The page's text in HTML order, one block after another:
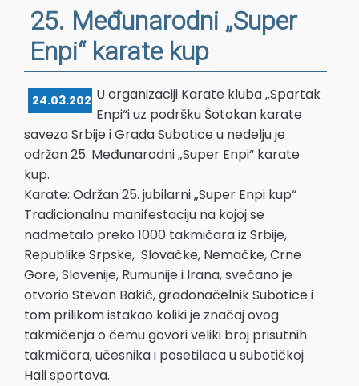
Vesti
Kalendar
Galerija
Kontakt
25. Međunarodni „Super
Enpi“ karate kup
24.03.2024.U organizaciji Karate kluba „Spartak
Enpi“i uz podršku Šotokan karate
saveza Srbije i Grada Subotice u nedelju je
održan 25. Međunarodni „Super Enpi“ karate
kup.
Karate: Održan 25. jubilarni „Super Enpi kup“
Tradicionalnu manifestaciju na kojoj se
nadmetalo preko 1000 takmičara iz Srbije,
Republike Srpske, Slovačke, Nemačke, Crne
Gore, Slovenije, Rumunije i Irana, svečano je
otvorio Stevan Bakić, gradonačelnik Subotice i
tom prilikom istakao koliki je značaj ovog
takmičenja o čemu govori veliki broj prisutnih
takmičara, učesnika i posetilaca u subotičkoj
Hali sportova.